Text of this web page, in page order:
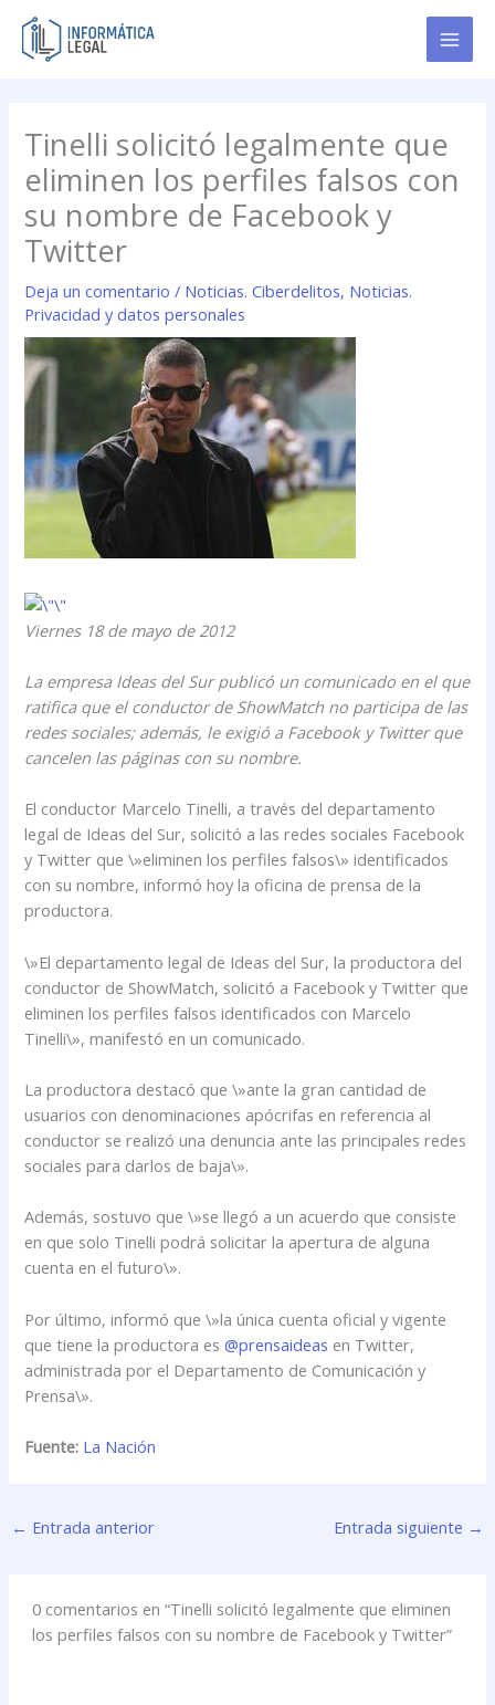
contenido
Tinelli solicitó legalmente que
eliminen los perfiles falsos con
su nombre de Facebook y
Twitter
Deja un comentario / Noticias. Ciberdelitos, Noticias.
Privacidad y datos personales
Viernes 18 de mayo de 2012
La empresa Ideas del Sur publicó un comunicado en el que
ratifica que el conductor de ShowMatch no participa de las
redes sociales; además, le exigió a Facebook y Twitter que
cancelen las páginas con su nombre.
El conductor Marcelo Tinelli, a través del departamento
legal de Ideas del Sur, solicitó a las redes sociales Facebook
y Twitter que \»eliminen los perfiles falsos\» identificados
con su nombre, informó hoy la oficina de prensa de la
productora.
\»El departamento legal de Ideas del Sur, la productora del
conductor de ShowMatch, solicitó a Facebook y Twitter que
eliminen los perfiles falsos identificados con Marcelo
Tinelli\», manifestó en un comunicado.
La productora destacó que \»ante la gran cantidad de
usuarios con denominaciones apócrifas en referencia al
conductor se realizó una denuncia ante las principales redes
sociales para darlos de baja\».
Además, sostuvo que \»se llegó a un acuerdo que consiste
en que solo Tinelli podrá solicitar la apertura de alguna
cuenta en el futuro\».
Por último, informó que \»la única cuenta oficial y vigente
que tiene la productora es@prensaideas en Twitter,
administrada por el Departamento de Comunicación y
Prensa\».
Fuente: La Nación
← Entrada anterior Entrada siguiente →
0 comentarios en “Tinelli solicitó legalmente que eliminen
los perfiles falsos con su nombre de Facebook y Twitter”